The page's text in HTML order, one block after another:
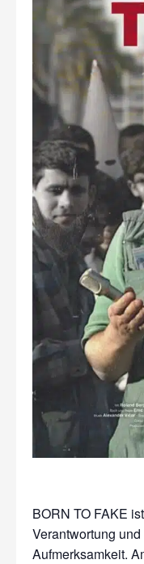
BORN TO FAKE
Verantwortung
Aufmerksamkeit.